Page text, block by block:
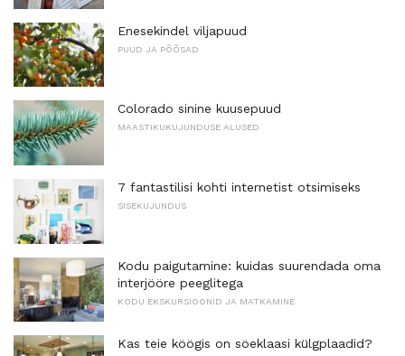
Enesekindel viljapuud
PUUD JA PÕÕSAD
Colorado sinine kuusepuud
MAASTIKUKUJUNDUSE ALUSED
7 fantastilisi kohti internetist otsimiseks
SISEKUJUNDUS
Kodu paigutamine: kuidas suurendada oma
interjööre peeglitega
KODU EKSKURSIOONID JA MATKAMINE
Kas teie köögis on söeklaasi külgplaadid?